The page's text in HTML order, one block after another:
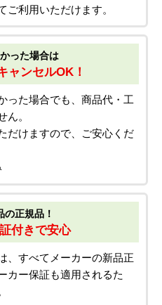
ご利用いただけます。
った場合は
ャンセルOK！
った場合でも、商品代・工
ん。
だけますので、ご安心くだ
の正規品！
付きで安心
、すべてメーカーの新品正
カー保証も適用されるた